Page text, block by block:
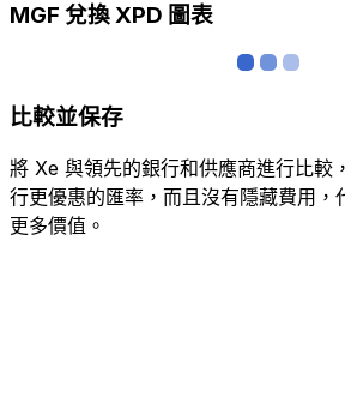
MGF 兌換 XPD 圖表
比較並保存
將 Xe 與領先的銀行和供應商進行比較
行更優惠的匯率，而且沒有隱藏費用，
更多價值。